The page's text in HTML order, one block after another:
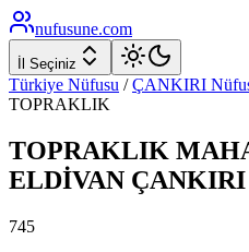
nufusune.com
İl Seçiniz
Türkiye Nüfusu / ÇANKIRI
TOPRAKLIK
TOPRAKLIK
ELDİVAN ÇANKIRI
745